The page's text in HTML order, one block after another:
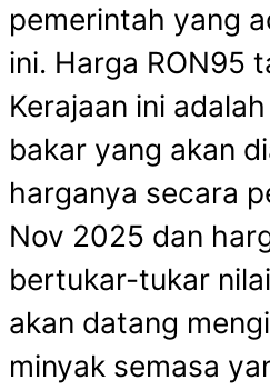
pemerintah yang
ini. Harga RON95
Kerajaan ini
bakar yang akan
harganya secara
Nov 2025 dan
bertukar-tukar
akan datang
minyak semasa